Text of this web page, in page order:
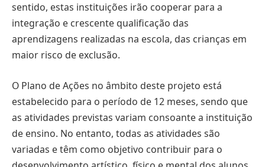
sentido, estas instituições irão cooperar para a
integração e crescente qualificação das
aprendizagens realizadas na escola, das crianças em
maior risco de exclusão.
O Plano de Ações no âmbito deste projeto está
estabelecido para o período de 12 meses, sendo que
as atividades previstas variam consoante a instituição
de ensino. No entanto, todas as atividades são
variadas e têm como objetivo contribuir para o